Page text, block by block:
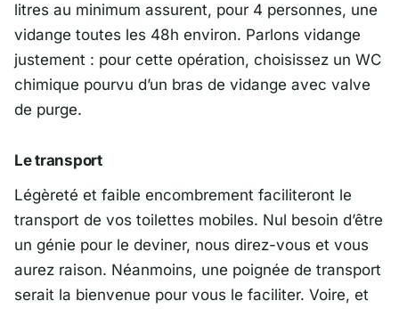
litres au minimum assurent, pour 4 personnes, une
vidange toutes les 48h environ. Parlons vidange
justement : pour cette opération, choisissez un WC
chimique pourvu d’un bras de vidange avec valve
de purge.
Le transport
Légèreté et faible encombrement faciliteront le
transport de vos toilettes mobiles. Nul besoin d’être
un génie pour le deviner, nous direz-vous et vous
aurez raison. Néanmoins, une poignée de transport
serait la bienvenue pour vous le faciliter. Voire, et